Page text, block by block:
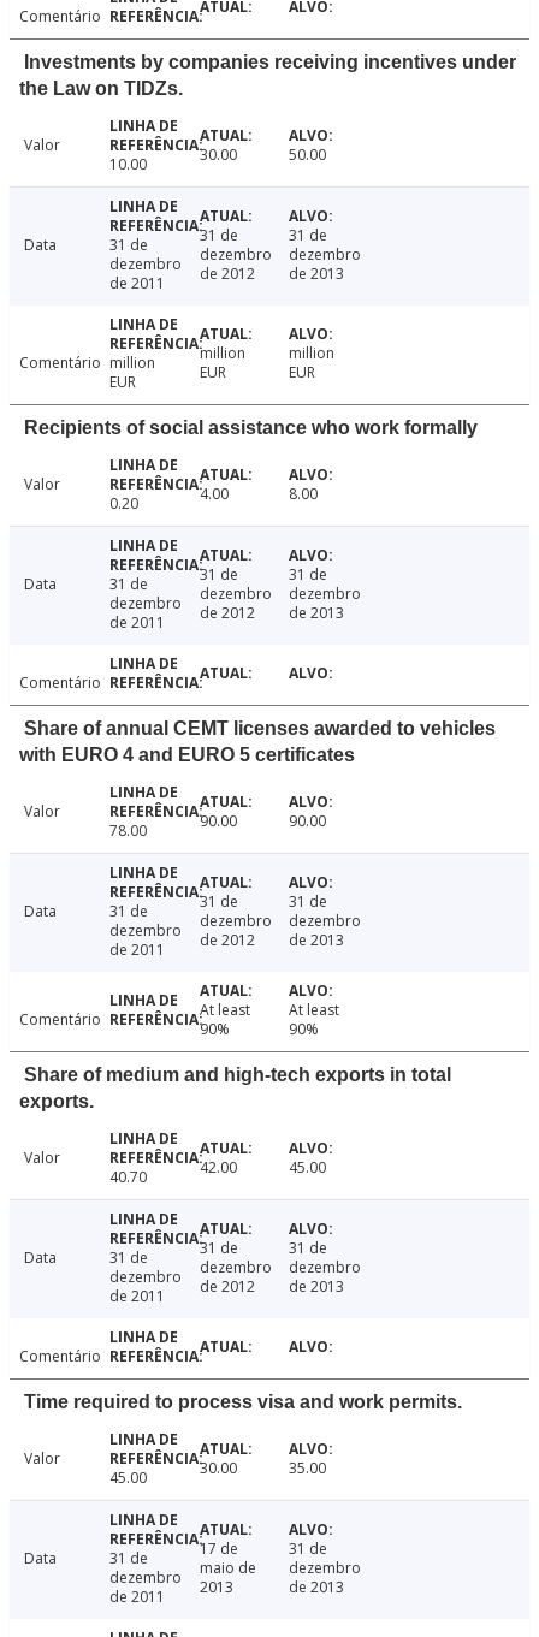
Comentário
Investments by companies receiving incentives under
the Law on TIDZs.
Valor
10.00
30.00 50.00
Data
31 de
dezembro
de 2011
31 de
dezembro
de 2012
31 de
dezembro
de 2013
Comentário million
EUR
million
EUR
million
EUR
Recipients of social assistance who work formally
Valor
0.20
4.00 8.00
Data
31 de
dezembro
de 2011
31 de
dezembro
de 2012
31 de
dezembro
de 2013
Comentário
Share of annual CEMT licenses awarded to vehicles
with EURO 4 and EURO 5 certificates
Valor
78.00
90.00 90.00
Data
31 de
dezembro
de 2011
31 de
dezembro
de 2012
31 de
dezembro
de 2013
Comentário
At least
90%
At least
90%
Share of medium and high-tech exports in total
exports.
Valor
40.70
42.00 45.00
Data
31 de
dezembro
de 2011
31 de
dezembro
de 2012
31 de
dezembro
de 2013
Comentário
Time required to process visa and work permits.
Valor
45.00
30.00 35.00
Data
31 de
dezembro
de 2011
17 de
maio de
2013
31 de
dezembro
de 2013